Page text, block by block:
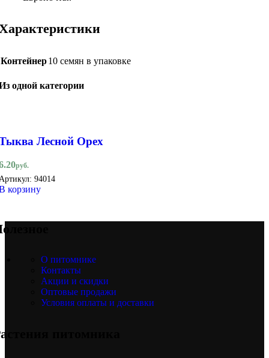
Контейнер10 семян в упаковке
одной категории
Лесной Орех
руб.
94014
корзину
О питомнике
Контакты
Акции и скидки
Оптовые продажи
Условия оплаты и доставки
питомника